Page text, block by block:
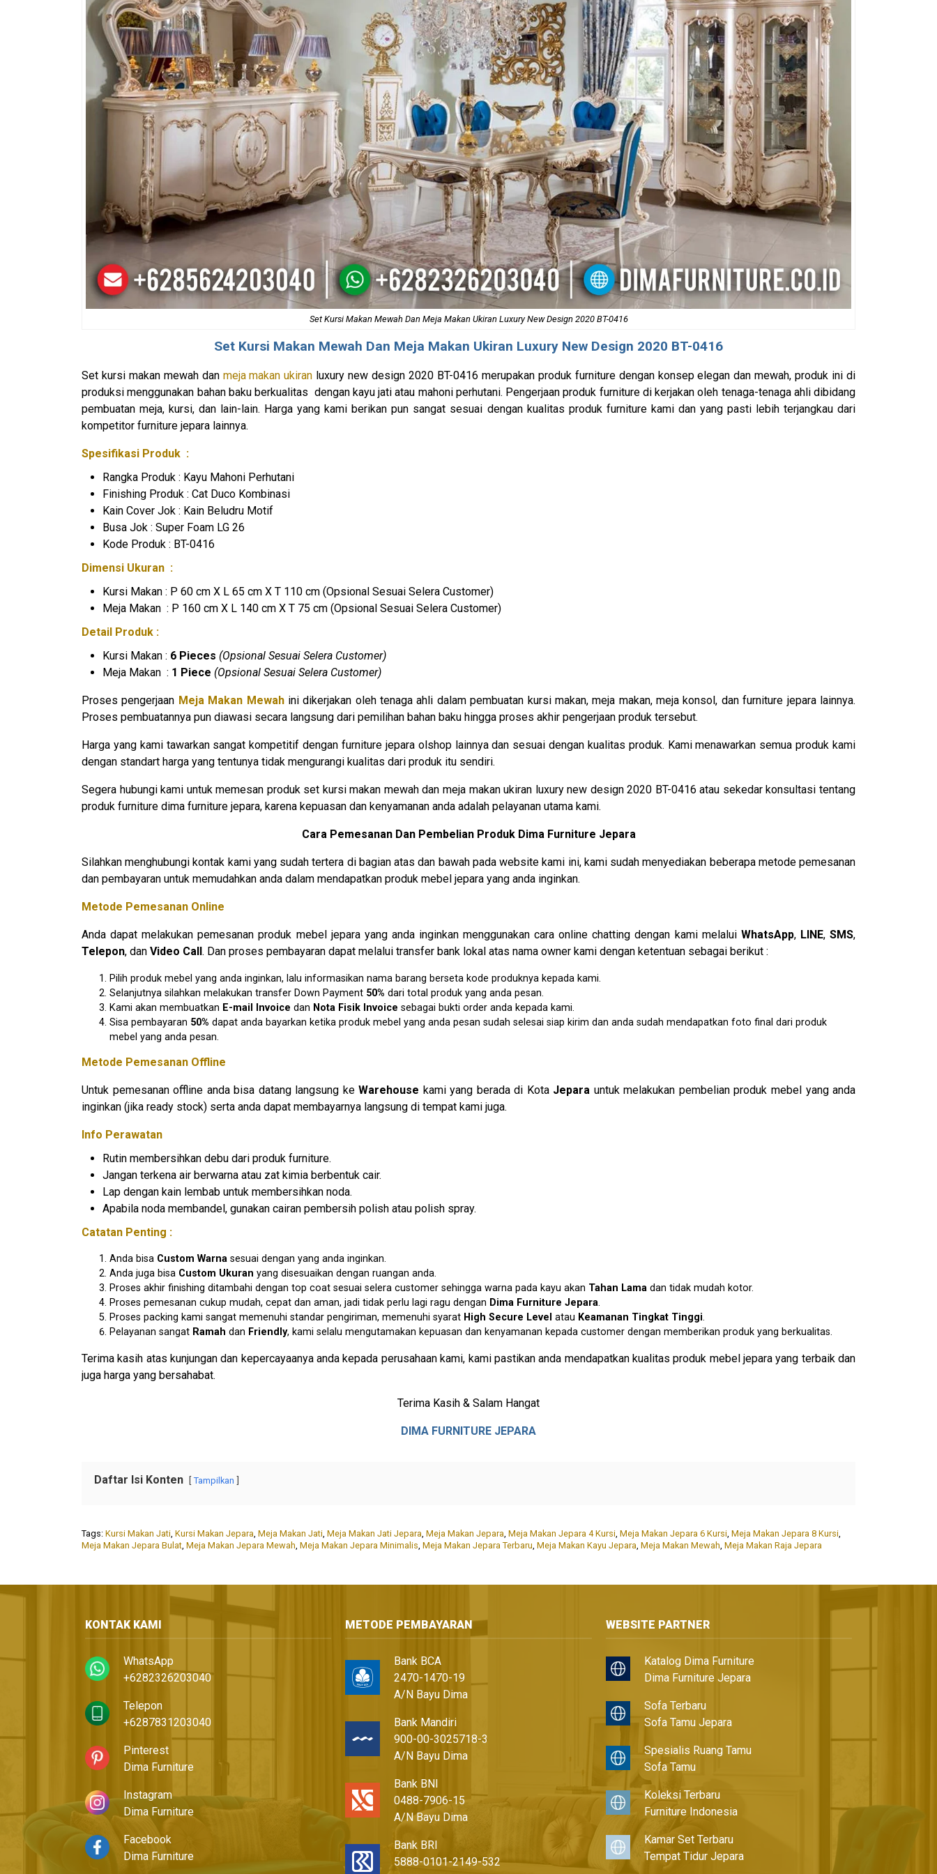
Set Kursi Makan Mewah Dan Meja Makan Ukiran Luxury New Design 2020 BT-0416
Set Kursi Makan Mewah Dan Meja Makan Ukiran Luxury New Design 2020 BT-0416
Set kursi makan mewah dan meja makan ukiran luxury new design 2020 BT-0416 merupakan produk furniture dengan konsep elegan dan mewah, produk ini di
produksi menggunakan bahan baku berkualitas dengan kayu jati atau mahoni perhutani. Pengerjaan produk furniture di kerjakan oleh tenaga-tenaga ahli dibidang
pembuatan meja, kursi, dan lain-lain. Harga yang kami berikan pun sangat sesuai dengan kualitas produk furniture kami dan yang pasti lebih terjangkau dari
kompetitor furniture jepara lainnya.
Spesifikasi Produk :
Rangka Produk : Kayu Mahoni Perhutani
Finishing Produk : Cat Duco Kombinasi
Kain Cover Jok : Kain Beludru Motif
Busa Jok : Super Foam LG 26
Kode Produk : BT-0416
Dimensi Ukuran :
Kursi Makan : P 60 cm X L 65 cm X T 110 cm (Opsional Sesuai Selera Customer)
Meja Makan : P 160 cm X L 140 cm X T 75 cm (Opsional Sesuai Selera Customer)
Detail Produk :
Kursi Makan : 6 Pieces (Opsional Sesuai Selera Customer)
Meja Makan : 1 Piece (Opsional Sesuai Selera Customer)
Proses pengerjaan Meja Makan Mewahini dikerjakan oleh tenaga ahli dalam pembuatan kursi makan, meja makan, meja konsol, dan furniture jepara lainnya.
Proses pembuatannya pun diawasi secara langsung dari pemilihan bahan baku hingga proses akhir pengerjaan produk tersebut.
Harga yang kami tawarkan sangat kompetitif dengan furniture jepara olshop lainnya dan sesuai dengan kualitas produk. Kami menawarkan semua produk kami
dengan standart harga yang tentunya tidak mengurangi kualitas dari produk itu sendiri.
Segera hubungi kami untuk memesan produk set kursi makan mewah dan meja makan ukiran luxury new design 2020 BT-0416 atau sekedar konsultasi tentang
produk furniture dima furniture jepara, karena kepuasan dan kenyamanan anda adalah pelayanan utama kami.
Cara Pemesanan Dan Pembelian Produk Dima Furniture Jepara
Silahkan menghubungi kontak kami yang sudah tertera di bagian atas dan bawah pada website kami ini, kami sudah menyediakan beberapa metode pemesanan
dan pembayaran untuk memudahkan anda dalam mendapatkan produk mebel jepara yang anda inginkan.
Metode Pemesanan Online
Anda dapat melakukan pemesanan produk mebel jepara yang anda inginkan menggunakan cara online chatting dengan kami melalui WhatsApp, LINE,SMS,
Telepon, dan Video Call. Dan proses pembayaran dapat melalui transfer bank lokal atas nama owner kami dengan ketentuan sebagai berikut :
Pilih produk mebel yang anda inginkan, lalu informasikan nama barang berseta kode produknya kepada kami.
Selanjutnya silahkan melakukan transfer Down Payment 50% dari total produk yang anda pesan.
Kami akan membuatkan E-mail Invoice dan Nota Fisik Invoice sebagai bukti order anda kepada kami.
Sisa pembayaran 50% dapat anda bayarkan ketika produk mebel yang anda pesan sudah selesai siap kirim dan anda sudah mendapatkan foto final dari produk
mebel yang anda pesan.
Metode Pemesanan Offline
Untuk pemesanan offline anda bisa datang langsung keWarehouse kami yang berada di KotaJepara untuk melakukan pembelian produk mebel yang anda
inginkan (jika ready stock) serta anda dapat membayarnya langsung di tempat kami juga.
Info Perawatan
Rutin membersihkan debu dari produk furniture.
Jangan terkena air berwarna atau zat kimia berbentuk cair.
Lap dengan kain lembab untuk membersihkan noda.
Apabila noda membandel, gunakan cairan pembersih polish atau polish spray.
Catatan Penting :
Anda bisa Custom Warna sesuai dengan yang anda inginkan.
Anda juga bisa Custom Ukuran yang disesuaikan dengan ruangan anda.
Proses akhir finishing ditambahi dengan top coat sesuai selera customer sehingga warna pada kayu akan Tahan Lama dan tidak mudah kotor.
Proses pemesanan cukup mudah, cepat dan aman, jadi tidak perlu lagi ragu dengan Dima Furniture Jepara.
Proses packing kami sangat memenuhi standar pengiriman, memenuhi syarat High Secure Level atau Keamanan Tingkat Tinggi.
Pelayanan sangat Ramah dan Friendly, kami selalu mengutamakan kepuasan dan kenyamanan kepada customer dengan memberikan produk yang berkualitas.
Terima kasih atas kunjungan dan kepercayaanya anda kepada perusahaan kami, kami pastikan anda mendapatkan kualitas produk mebel jepara yang terbaik dan
juga harga yang bersahabat.
Terima Kasih & Salam Hangat
DIMA FURNITURE JEPARA
Daftar Isi Konten Tampilkan
Tags: Kursi Makan Jati Kursi Makan Jepara Meja Makan Jati Meja Makan Jati Jepara Meja Makan Jepara Meja Makan Jepara 4 Kursi Meja Makan Jepara 6 Kursi Meja Makan Jepara 8 Kursi
Meja Makan Jepara Bulat Meja Makan Jepara Mewah Meja Makan Jepara Minimalis Meja Makan Jepara Terbaru Meja Makan Kayu Jepara Meja Makan Mewah Meja Makan Raja Jepara
KONTAK KAMI
WhatsApp
+6282326203040
Telepon
+6287831203040
Pinterest
Dima Furniture
Instagram
Dima Furniture
Facebook
Dima Furniture
METODE PEMBAYARAN
Bank BCA
2470-1470-19
A/N Bayu Dima
Bank Mandiri
900-00-3025718-3
A/N Bayu Dima
Bank BNI
0488-7906-15
A/N Bayu Dima
Bank BRI
5888-0101-2149-532
WEBSITE PARTNER
Katalog Dima Furniture
Dima Furniture Jepara
Sofa Terbaru
Sofa Tamu Jepara
Spesialis Ruang Tamu
Sofa Tamu
Koleksi Terbaru
Furniture Indonesia
Kamar Set Terbaru
Tempat Tidur Jepara